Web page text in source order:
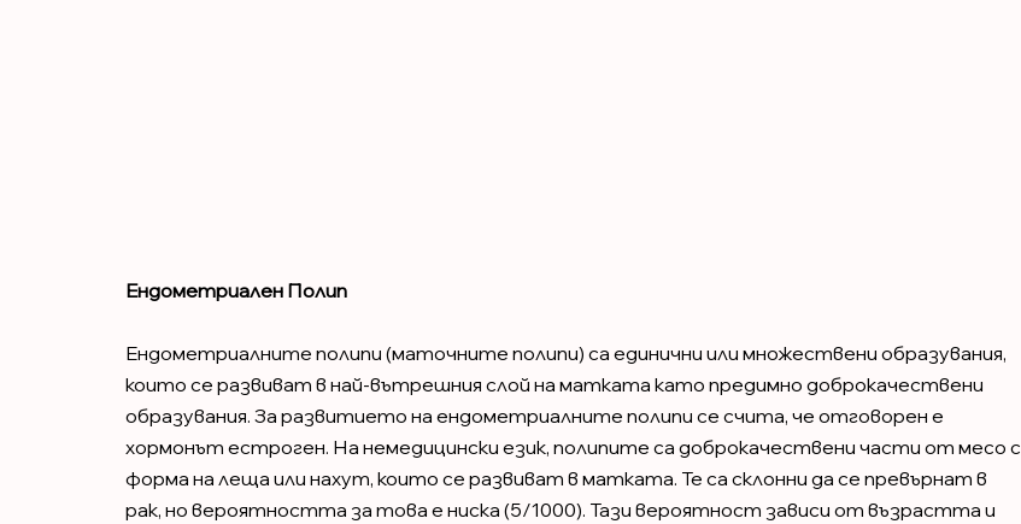
Ендометриален Полип
Ендометриалните полипи (маточните полипи) са единични или множествени образувания,
които се развиват в най-вътрешния слой на матката като предимно доброкачествени
образувания. За развитието на ендометриалните полипи се счита, че отговорен е
хормонът естроген. На немедицински език, полипите са доброкачествени части от месо с
форма на леща или нахут, които се развиват в матката. Те са склонни да се превърнат в
рак, но вероятността за това е ниска (5/1000). Тази вероятност зависи от възрастта и